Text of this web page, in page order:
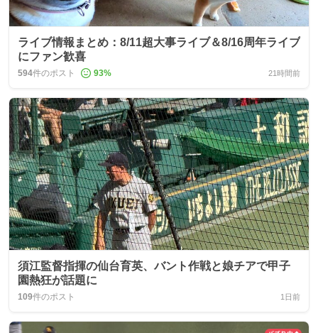
ライブ情報まとめ：8/11超大事ライブ＆8/16周年ライブ
にファン歓喜
594件のポスト 93% 21時間前
須江監督指揮の仙台育英、バント作戦と娘チアで甲子
園熱狂が話題に
109件のポスト 1日前